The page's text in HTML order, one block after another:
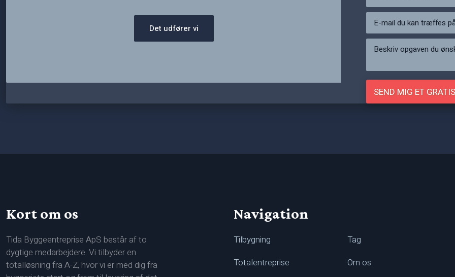
Det udfører vi
Kort om os
Tida Byggeentreprise ApS består af to
dygtige medarbejdere. Vi tilbyder en
totalløsning fra A-Z, hvor vi er med dig fra
Navigation
Tilbygning
Totalentreprise
Tag
Om os